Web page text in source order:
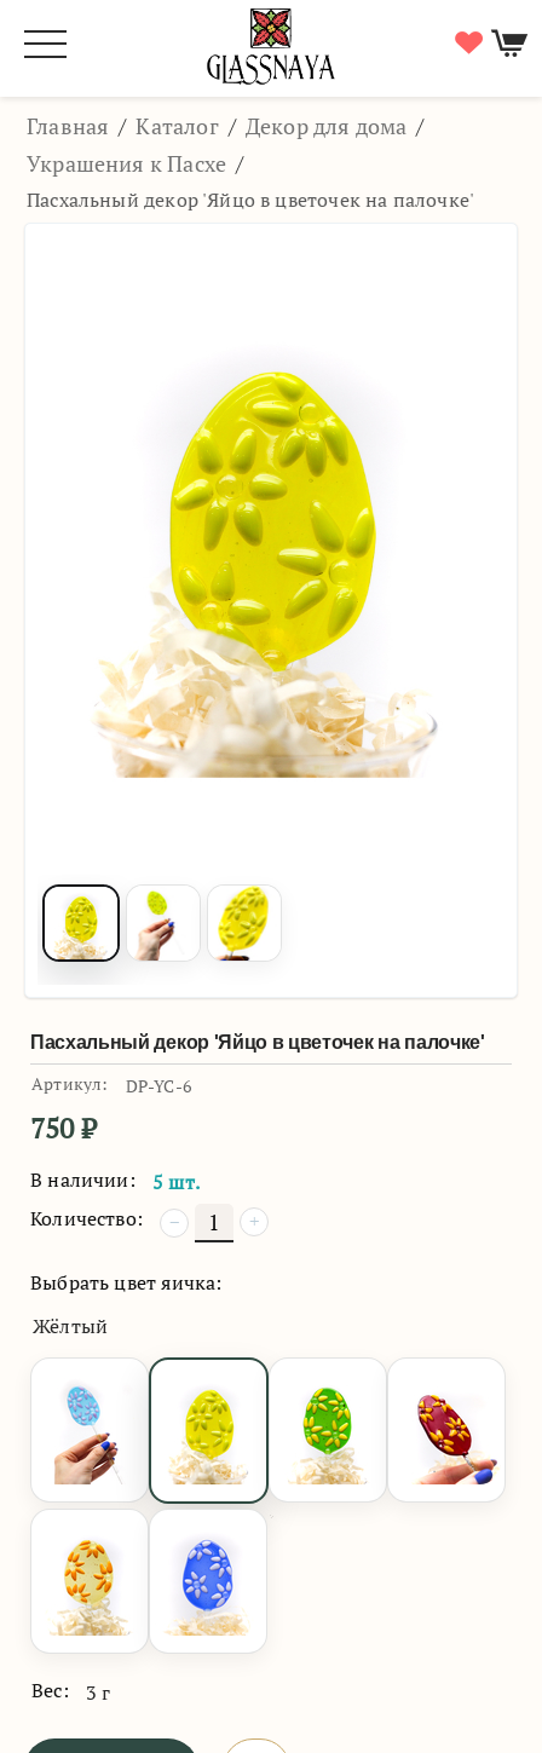
Главная / Каталог / Декор для дома /
Украшения к Пасхе /
Пасхальный декор 'Яйцо в цветочек на палочке'
Пасхальный декор 'Яйцо в цветочек на палочке'
Артикул: DP-YC-6
750₽
В наличии:
5 шт.
Количество:
+
−
Выбрать цвет яичка:
Жёлтый
Вес: 3 г